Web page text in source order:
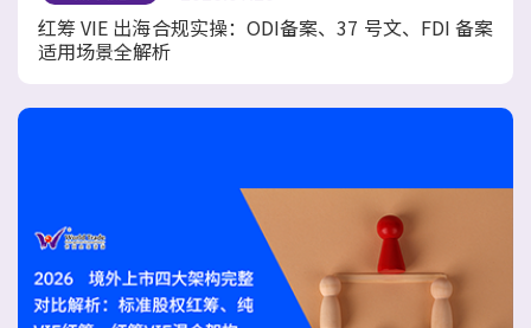
红筹 VIE 出海合规实操：ODI备案、37 号文、FDI 备案
适用场景全解析